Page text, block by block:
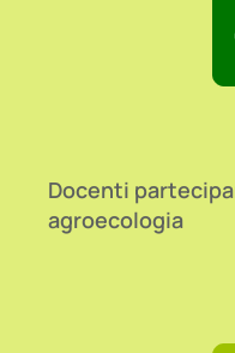
Docenti
agroecologia